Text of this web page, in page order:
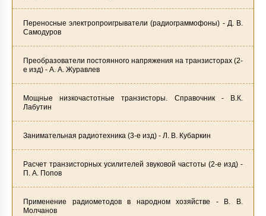
Переносные электропроигрыватели (радиограммофоны) - Д. В.
Самодуров
Преобразователи постоянного напряжения на транзисторах (2-
е изд) - А. А. Журавлев
Мощные низкочастотные транзисторы. Справочник - В.К.
Лабутин
Занимательная радиотехника (3-е изд) - Л. В. Кубаркин
Расчет транзисторных усилителей звуковой частоты (2-е изд) -
П. А. Попов
Применение радиометодов в народном хозяйстве - В. В.
Молчанов